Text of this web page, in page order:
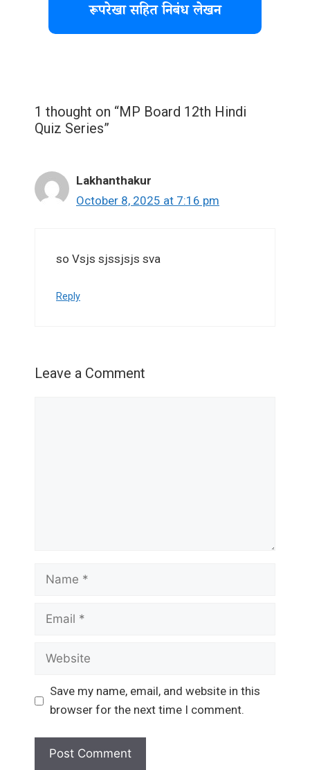
रूपरेखा सहित निबंध लेखन
1 thought on “MP Board 12th Hindi
Quiz Series”
Lakhanthakur
October 8, 2025 at 7:16 pm
so Vsjs sjssjsjs sva
Reply
Leave a Comment
Name
Email
Website
Save my name, email, and website in this
browser for the next time I comment.